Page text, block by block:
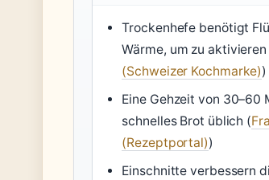
Trockenhefe benötigt
Wärme, um zu aktivieren
(Schweizer Kochmarke))
Eine Gehzeit von 30–60
schnelles Brot üblich (
(Rezeptportal))
Einschnitte verbessern